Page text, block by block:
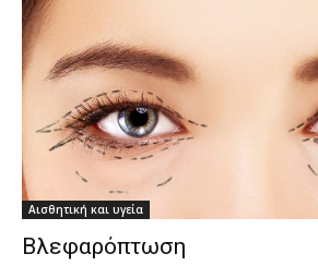
Αισθητική και υγεία
Βλεφαρόπτωση